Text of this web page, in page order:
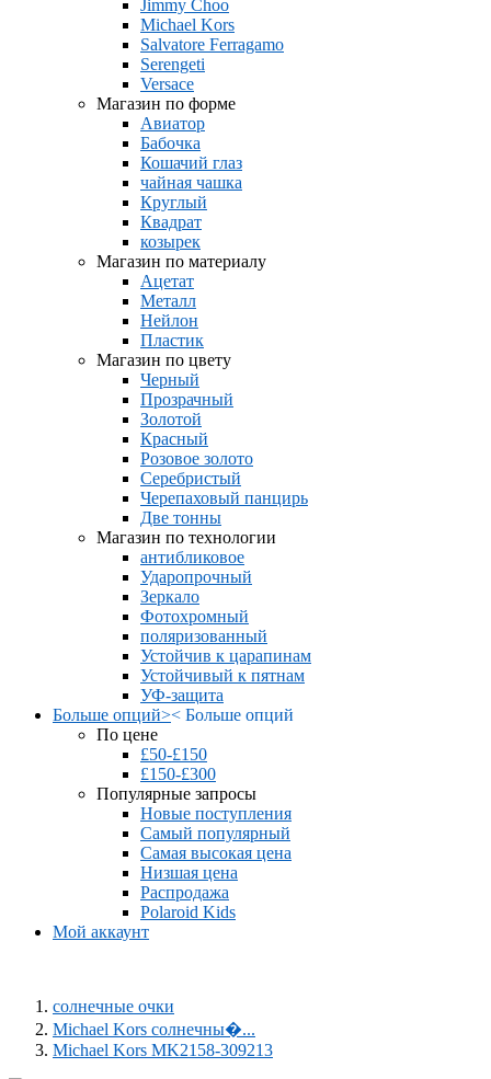
Jimmy Choo
Michael Kors
Salvatore Ferragamo
Serengeti
Versace
Магазин по форме
Авиатор
Бабочка
Кошачий глаз
чайная чашка
Круглый
Квадрат
козырек
Магазин по материалу
Ацетат
Металл
Нейлон
Пластик
Магазин по цвету
Черный
Прозрачный
Золотой
Красный
Розовое золото
Серебристый
Черепаховый панцирь
Две тонны
Магазин по технологии
антибликовое
Ударопрочный
Зеркало
Фотохромный
поляризованный
Устойчив к царапинам
Устойчивый к пятнам
УФ-защита
Больше опций>< Больше опций
По цене
£50-£150
£150-£300
Популярные запросы
Новые поступления
Самый популярный
Самая высокая цена
Низшая цена
Распродажа
Polaroid Kids
Мой аккаунт
солнечные очки
Michael Kors солнечны�...
Michael Kors MK2158-309213